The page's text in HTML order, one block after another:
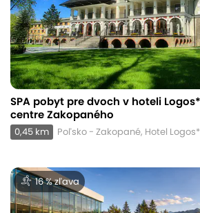
SPA pobyt pre dvoch v hoteli
centre Zakopaného
0,45 km Poľsko - Zakopané, Hotel
16 % zľava